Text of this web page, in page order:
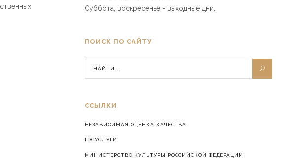
Суббота, воскресенье - выходные дни.
ПОИСК ПО САЙТУ
ССЫЛКИ
НЕЗАВИСИМАЯ ОЦЕНКА КАЧЕСТВА
ГОСУСЛУГИ
МИНИСТЕРСТВО КУЛЬТУРЫ РОССИЙСКОЙ ФЕДЕРАЦИИ